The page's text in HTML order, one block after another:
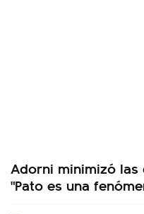
Adorni minimizó
"Pato es una